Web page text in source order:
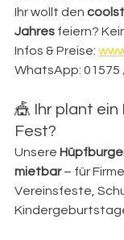
Ihr wollt den
Jahres feiern?
Infos & Preise:
WhatsApp: 01575
🎪 Ihr plant
Fest?
Unsere
mietbar – für
Vereinsfeste,